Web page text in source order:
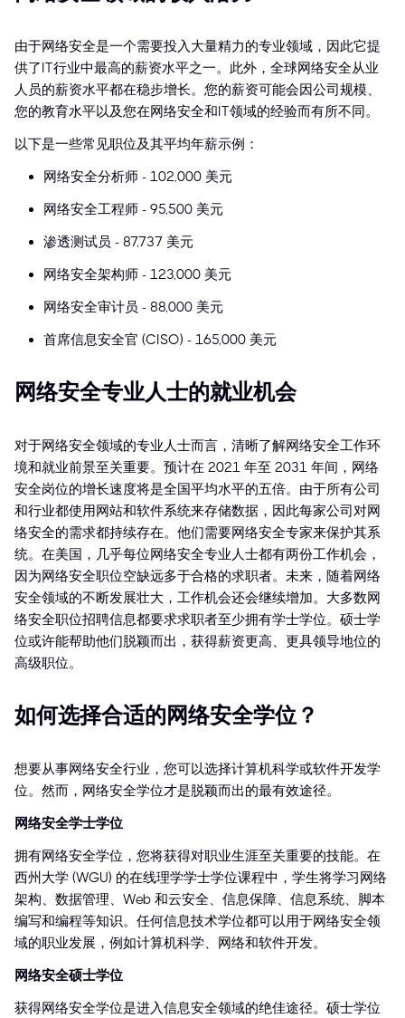
由于网络安全是一个需要投入大量精力的专业领域，因此它提
供了IT行业中最高的薪资水平之一。此外，全球网络安全从业
人员的薪资水平都在稳步增长。您的薪资可能会因公司规模、
您的教育水平以及您在网络安全和IT领域的经验而有所不同。
以下是一些常见职位及其平均年薪示例：
网络安全分析师 - 102,000 美元
网络安全工程师 - 95,500 美元
渗透测试员 - 87,737 美元
网络安全架构师 - 123,000 美元
网络安全审计员 - 88,000 美元
首席信息安全官 (CISO) - 165,000 美元
网络安全专业人士的就业机会
对于网络安全领域的专业人士而言，清晰了解网络安全工作环
境和就业前景至关重要。预计在 2021 年至 2031 年间，网络
安全岗位的增长速度将是全国平均水平的五倍。由于所有公司
和行业都使用网站和软件系统来存储数据，因此每家公司对网
络安全的需求都持续存在。他们需要网络安全专家来保护其系
统。在美国，几乎每位网络安全专业人士都有两份工作机会，
因为网络安全职位空缺远多于合格的求职者。未来，随着网络
安全领域的不断发展壮大，工作机会还会继续增加。大多数网
络安全职位招聘信息都要求求职者至少拥有学士学位。硕士学
位或许能帮助他们脱颖而出，获得薪资更高、更具领导地位的
高级职位。
如何选择合适的网络安全学位？
想要从事网络安全行业，您可以选择计算机科学或软件开发学
位。然而，网络安全学位才是脱颖而出的最有效途径。
网络安全学士学位
拥有网络安全学位，您将获得对职业生涯至关重要的技能。在
西州大学 (WGU) 的在线理学学士学位课程中，学生将学习网络
架构、数据管理、Web 和云安全、信息保障、信息系统、脚本
编写和编程等知识。任何信息技术学位都可以用于网络安全领
域的职业发展，例如计算机科学、网络和软件开发。
网络安全硕士学位
获得网络安全学位是进入信息安全领域的绝佳途径。硕士学位